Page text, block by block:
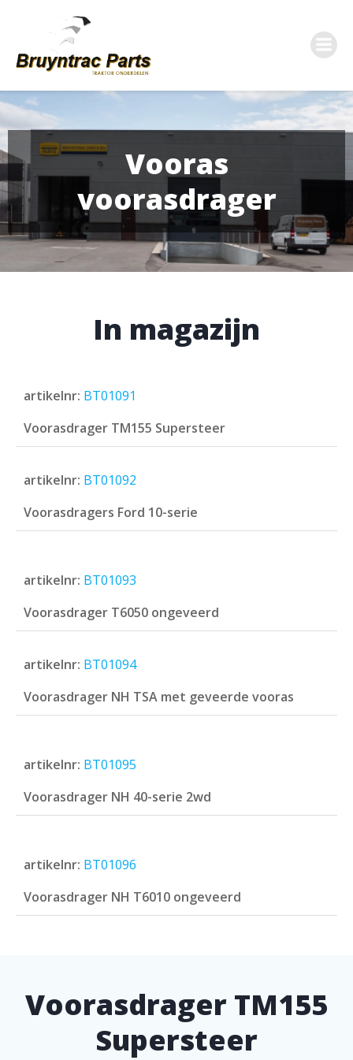
Vooras
voorasdrager
In magazijn
artikelnr: BT01091
Voorasdrager TM155 Supersteer
artikelnr: BT01092
Voorasdragers Ford 10-serie
artikelnr: BT01093
Voorasdrager T6050 ongeveerd
artikelnr: BT01094
Voorasdrager NH TSA met geveerde vooras
artikelnr: BT01095
Voorasdrager NH 40-serie 2wd
artikelnr: BT01096
Voorasdrager NH T6010 ongeveerd
Voorasdrager TM155
Supersteer